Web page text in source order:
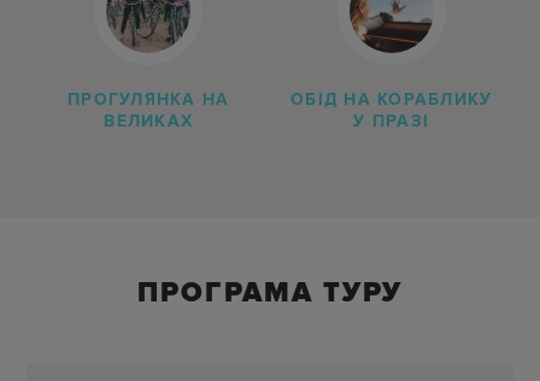
ПРОГУЛЯНКА НА
ВЕЛИКАХ
ОБІД НА КОРАБЛИКУ
У ПРАЗІ
ПРОГРАМА ТУРУ